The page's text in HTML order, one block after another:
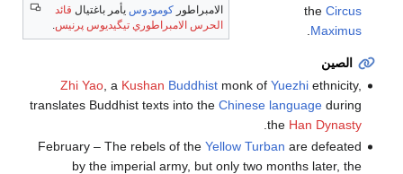
الامبراطور كومودوس يأمر باغتيال قائد
الحرس الامبراطوري تيگيديوس پرنيس.
the Circus
Maximus
الصين
Zhi Yao, a Kushan Buddhistmonk of Yuezhiethnicity,
translates Buddhist texts into the Chinese languageduring
the Han Dynasty
.
February – The rebels of the Yellow Turban are defeated
by the imperial army, but only two months later, the